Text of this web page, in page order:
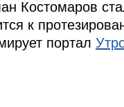
Костомаров
к
портал